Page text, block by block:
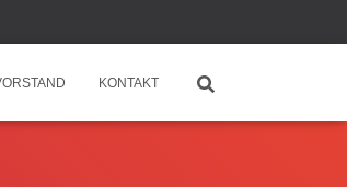
KONTAKT